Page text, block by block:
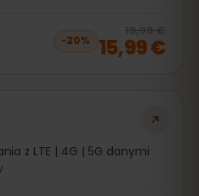
−20%
19,99 €
15,99 €
z LTE | 4G | 5G danymi